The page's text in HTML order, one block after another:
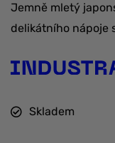
Jemně mletý
delikátního nápoje
Skladem